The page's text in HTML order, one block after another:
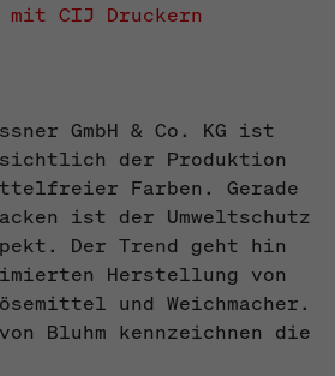
mit CIJ Druckern
GmbH & Co. KG ist
der Produktion
Farben. Gerade
ist der Umweltschutz
Der Trend geht hin
Herstellung von
und Weichmacher.
Bluhm kennzeichnen die